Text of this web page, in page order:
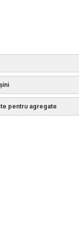
1006209679,
pentru agregate